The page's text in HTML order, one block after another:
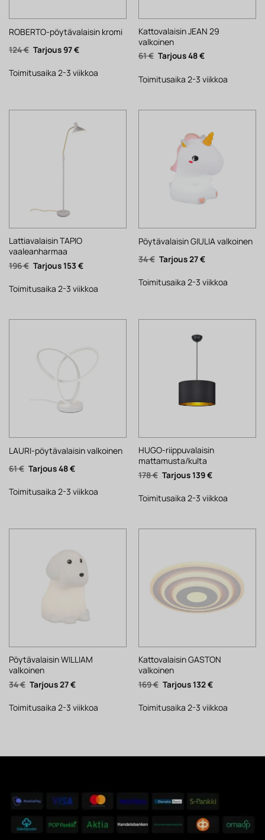
ROBERTO-pöytävalaisin kromi
124€ Alkuperäinen
hinta
124 €.
97€Nykyinen
97 €.
Toimitusaika 2-3 viikkoa
Kattovalaisin JEAN 29
valkoinen
61€ Alkuperäinen
hinta
61 €.
48€Nykyinen
48 €.
Toimitusaika 2-3 viikkoa
Lattiavalaisin TAPIO
vaaleanharmaa
196€ Alkuperäinen
hinta
196 €.
153 €Nykyinen
153 €.
Toimitusaika 2-3 viikkoa
Pöytävalaisin GIULIA valkoinen
34€ Alkuperäinen
hinta
34 €.
27€Nykyinen
27 €.
Toimitusaika 2-3 viikkoa
LAURI-pöytävalaisin valkoinen
61€ Alkuperäinen
hinta
61 €.
48€Nykyinen
48 €.
Toimitusaika 2-3 viikkoa
HUGO-riippuvalaisin
mattamusta/kulta
178€ Alkuperäinen
hinta
178 €.
139€Nykyinen
139 €.
Toimitusaika 2-3 viikkoa
Pöytävalaisin WILLIAM
valkoinen
34€ Alkuperäinen
hinta
34 €.
27€Nykyinen
27 €.
Toimitusaika 2-3 viikkoa
Kattovalaisin GASTON
valkoinen
169€ Alkuperäinen
hinta
169 €.
132€Nykyinen
132 €.
Toimitusaika 2-3 viikkoa